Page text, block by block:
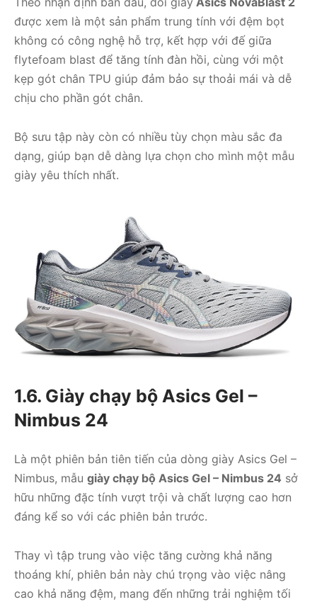
được xem là một sản phẩm trung tính với đệm bọt
không có công nghệ hỗ trợ, kết hợp với đế giữa
flytefoam blast để tăng tính đàn hồi, cùng với một
kẹp gót chân TPU giúp đảm bảo sự thoải mái và dễ
chịu cho phần gót chân.
Bộ sưu tập này còn có nhiều tùy chọn màu sắc đa
dạng, giúp bạn dễ dàng lựa chọn cho mình một mẫu
giày yêu thích nhất.
1.6. Giày chạy bộ Asics Gel –
Nimbus 24
Là một phiên bản tiên tiến của dòng giày Asics Gel –
Nimbus, mẫu giày chạy bộ Asics Gel – Nimbus 24 sở
hữu những đặc tính vượt trội và chất lượng cao hơn
đáng kể so với các phiên bản trước.
Thay vì tập trung vào việc tăng cường khả năng
thoáng khí, phiên bản này chú trọng vào việc nâng
cao khả năng đệm, mang đến những trải nghiệm tối